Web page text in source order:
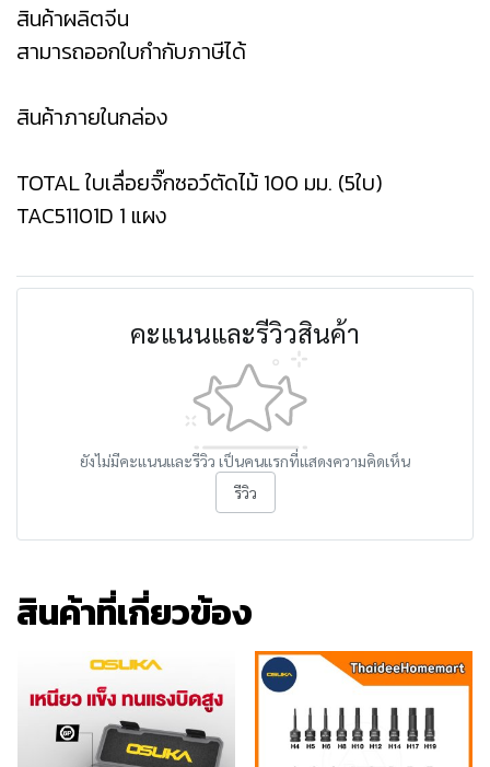
สินค้าผลิตจีน
สามารถออกใบกำกับภาษีได้
สินค้าภายในกล่อง
TOTAL ใบเลื่อยจิ๊กซอว์ตัดไม้ 100 มม. (5ใบ)
TAC51101D 1 แผง
คะแนนและรีวิวสินค้า
ยังไม่มีคะแนนและรีวิว เป็นคนแรกที่แสดงความคิดเห็น
รีวิว
สินค้าที่เกี่ยวข้อง